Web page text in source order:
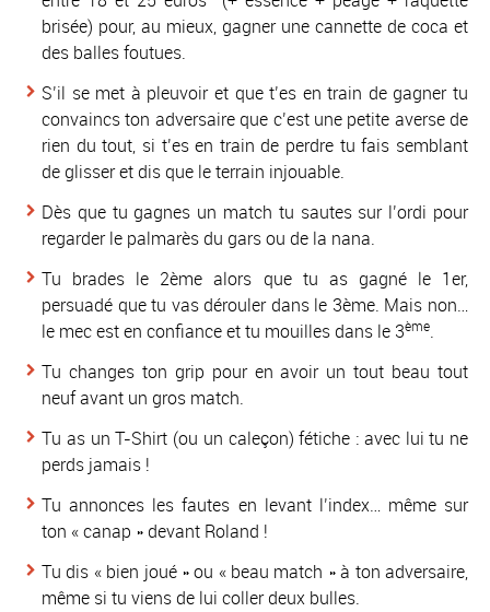
brisée) pour, au mieux, gagner une cannette de coca et
des balles foutues.
S’il se met à pleuvoir et que t’es en train de gagner tu
convaincs ton adversaire que c’est une petite averse de
rien du tout, si t’es en train de perdre tu fais semblant
de glisser et dis que le terrain injouable.
Dès que tu gagnes un match tu sautes sur l’ordi pour
regarder le palmarès du gars ou de la nana.
Tu brades le 2ème alors que tu as gagné le 1er,
persuadé que tu vas dérouler dans le 3ème. Mais non…
le mec est en confiance et tu mouilles dans le 3ème.
Tu changes ton grip pour en avoir un tout beau tout
neuf avant un gros match.
Tu as un T-Shirt (ou un caleçon) fétiche : avec lui tu ne
perds jamais !
Tu annonces les fautes en levant l’index… même sur
ton « canap » devant Roland !
Tu dis « bien joué »ou « beau match »à ton adversaire,
même si tu viens de lui coller deux bulles.